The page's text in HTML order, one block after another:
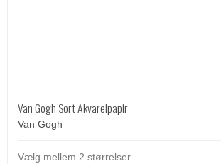
Van Gogh Sort Akvarelpapir
Van Gogh
Vælg mellem 2 størrelser